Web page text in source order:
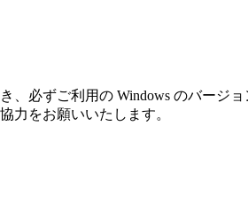
、必ずご利用の Windows のバー
力をお願いいたします。